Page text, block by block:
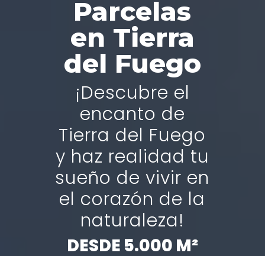
Parcelas
en Tierra
del Fuego
¡Descubre el
encanto de
Tierra del Fuego
y haz realidad tu
sueño de vivir en
el corazón de la
naturaleza!
DESDE 5.000 M²